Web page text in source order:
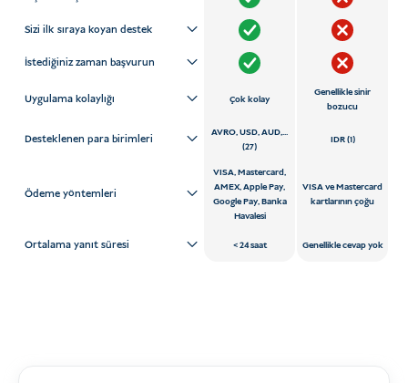
Sizi ilk sıraya koyan destek
İstediğiniz zaman başvurun
Uygulama kolaylığı Çok kolay
Genellikle sinir
bozucu
Desteklenen para birimleri
AVRO, USD, AUD,...
(27)
IDR (1)
Ödeme yöntemleri
VISA, Mastercard,
AMEX, Apple Pay,
Google Pay, Banka
Havalesi
VISA ve Mastercard
kartlarının çoğu
Ortalama yanıt süresi 24 saat Genellikle cevap yok